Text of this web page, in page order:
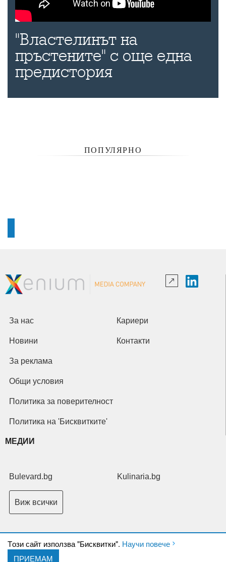
"Властелинът на
пръстените" с още една
предистория
ПОПУЛЯРНО
Tози сайт използва "Бисквитки". Научи повече
ПРИЕМАМ
За нас Кариери
Новини Контакти
За реклама
Общи условия
Политика за поверителност
Политика на 'Бисквитките'
МЕДИИ
Bulevard.bg Kulinaria.bg
Виж всички
Copyright © 2026 Ксениум ООД. Всички права запазени.